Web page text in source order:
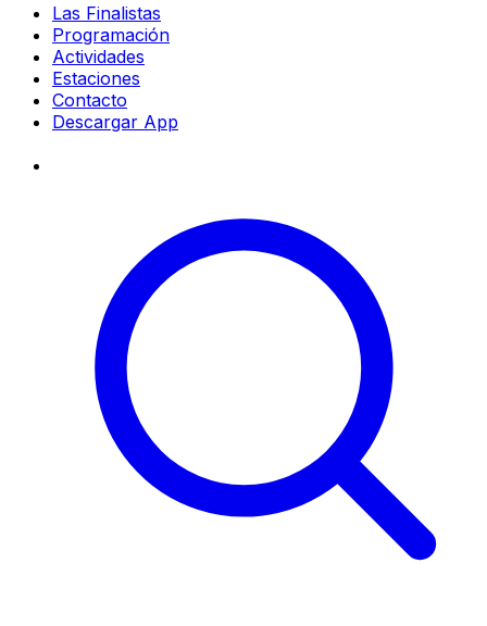
Las Finalistas
Programación
Actividades
Estaciones
Contacto
Descargar App